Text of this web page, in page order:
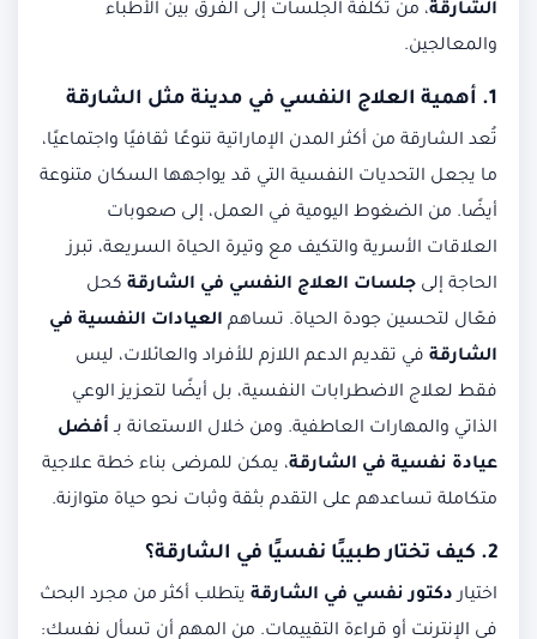
الشارقة، من تكلفة الجلسات إلى الفرق بين الأطباء
والمعالجين.
1. أهمية العلاج النفسي في مدينة مثل الشارقة
تُعد الشارقة من أكثر المدن الإماراتية تنوعًا ثقافيًا واجتماعيًا،
ما يجعل التحديات النفسية التي قد يواجهها السكان متنوعة
أيضًا. من الضغوط اليومية في العمل، إلى صعوبات
العلاقات الأسرية والتكيف مع وتيرة الحياة السريعة، تبرز
الحاجة إلى جلسات العلاج النفسي في الشارقة كحل
فعّال لتحسين جودة الحياة. تساهم العيادات النفسية في
الشارقة في تقديم الدعم اللازم للأفراد والعائلات، ليس
فقط لعلاج الاضطرابات النفسية، بل أيضًا لتعزيز الوعي
الذاتي والمهارات العاطفية. ومن خلال الاستعانة بـ أفضل
عيادة نفسية في الشارقة، يمكن للمرضى بناء خطة علاجية
متكاملة تساعدهم على التقدم بثقة وثبات نحو حياة متوازنة.
2. كيف تختار طبيبًا نفسيًا في الشارقة؟
اختياردكتور نفسي في الشارقة يتطلب أكثر من مجرد البحث
في الإنترنت أو قراءة التقييمات. من المهم أن تسأل نفسك: